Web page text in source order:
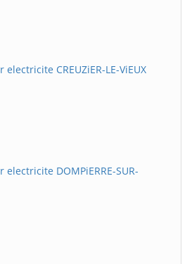
CREUZiER-LE-ViEUX
DOMPiERRE-SUR-